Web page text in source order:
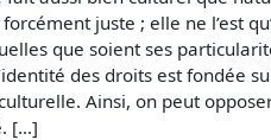
juste ; elle ne l’est
que soient ses
des droits est fondée
Ainsi, on peut
[…]